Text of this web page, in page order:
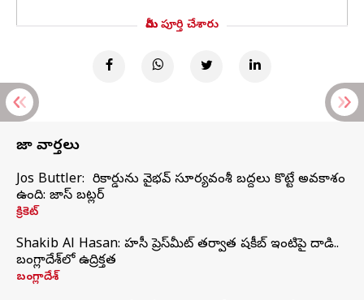
మీరు పూర్తి చేశారు
తాజా వార్తలు
Jos Buttler: నా రికార్డును వైభవ్ సూర్యవంశీ బద్దలు కొట్టే అవకాశం
ఉంది: జాస్ బట్లర్
క్రికెట్
Shakib Al Hasan: హసీనా ప్రెస్‌మీట్‌ తర్వాత షకీబ్‌ ఇంటిపై దాడి..
బంగ్లాదేశ్‌లో ఉద్రిక్తత
బంగ్లాదేశ్